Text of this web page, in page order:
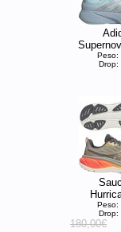
Peso:
Drop:
Peso:
Drop:
180,00€